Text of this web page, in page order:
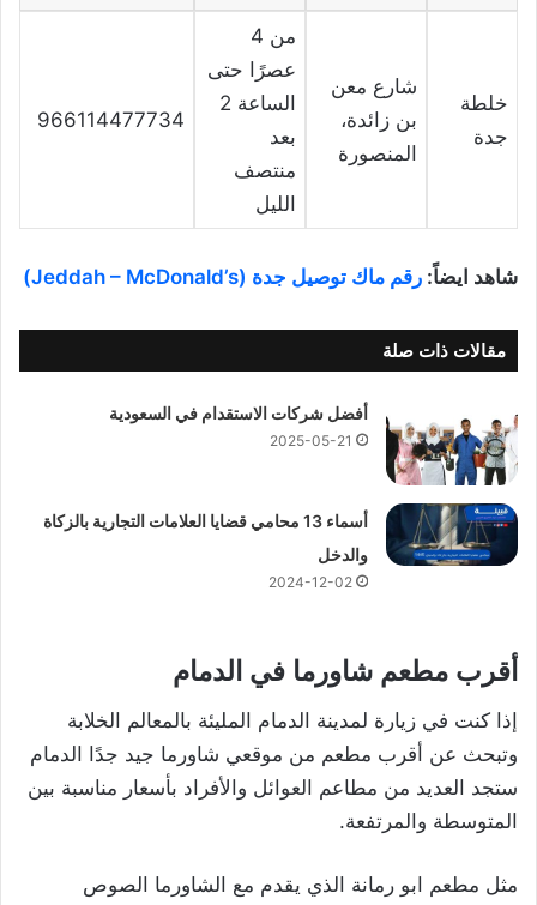
خلطة
جدة
شارع معن
بن زائدة،
المنصورة
من 4
عصرًا حتى
الساعة 2
بعد
منتصف
الليل
966114477734
شاهد ايضاً: رقم ماك توصيل جدة (Jeddah – McDonald’s)
مقالات ذات صلة
أفضل شركات الاستقدام في السعودية
2025-05-21
أسماء 13 محامي قضايا العلامات التجارية بالزكاة
والدخل
2024-12-02
أقرب مطعم شاورما في الدمام
إذا كنت في زيارة لمدينة الدمام المليئة بالمعالم الخلابة
وتبحث عن أقرب مطعم من موقعي شاورما جيد جدًا الدمام
ستجد العديد من مطاعم العوائل والأفراد بأسعار مناسبة بين
المتوسطة والمرتفعة.
مثل مطعم ابو رمانة الذي يقدم مع الشاورما الصوص